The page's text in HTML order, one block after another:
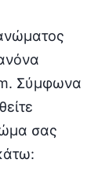
Σύμφωνα
σας